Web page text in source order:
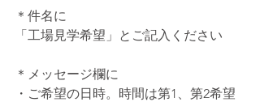
＊件名に
「工場見学希望」とご記入ください
＊メッセージ欄に
・ご希望の日時。時間は第1、第2希望